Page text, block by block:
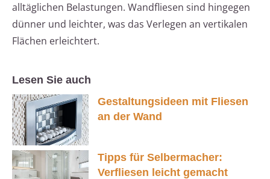
alltäglichen Belastungen. Wandfliesen sind hingegen
dünner und leichter, was das Verlegen an vertikalen
Flächen erleichtert.
Lesen Sie auch
Gestaltungsideen mit Fliesen
an der Wand
Tipps für Selbermacher:
Verfliesen leicht gemacht